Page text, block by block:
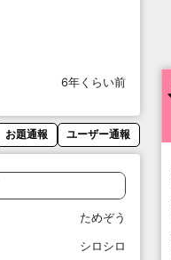
6年くらい前
お題通報 ユーザー通報
ためぞう
シロシロ